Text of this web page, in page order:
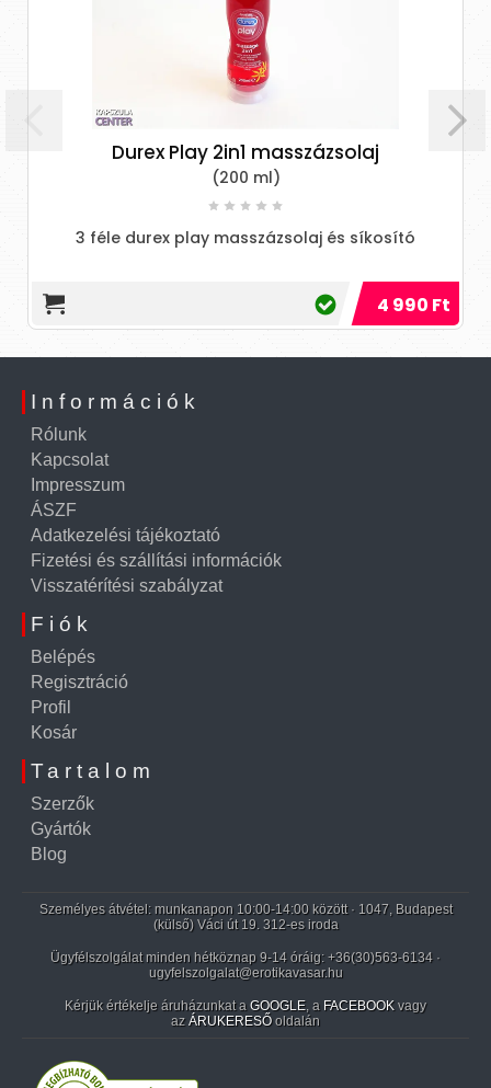
Durex Play 2in1 masszázsolaj
(200 ml)
3 féle durex play masszázsolaj és síkosító
4 990 Ft
Információk
Rólunk
Kapcsolat
Impresszum
ÁSZF
Adatkezelési tájékoztató
Fizetési és szállítási információk
Visszatérítési szabályzat
Fiók
Belépés
Regisztráció
Profil
Kosár
Tartalom
Szerzők
Gyártók
Blog
Személyes átvétel: munkanapon 10:00-14:00 között · 1047, Budapest
(külső) Váci út 19. 312-es iroda
Ügyfélszolgálat minden hétköznap 9-14 óráig: +36(30)563-6134 ·
ugyfelszolgalat@erotikavasar.hu
Kérjük értékelje áruházunkat a GOOGLE, a FACEBOOK vagy
az ÁRUKERESŐ oldalán